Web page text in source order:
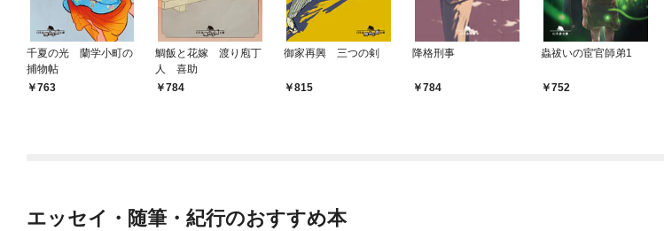
千夏の光 蘭学小町の
捕物帖
763
鯛飯と花嫁 渡り庖丁
人 喜助
784
御家再興 三つの剣
815
降格刑事
784
蟲祓いの宦官師弟1
752
エッセイ・随筆・紀行のおすすめ本